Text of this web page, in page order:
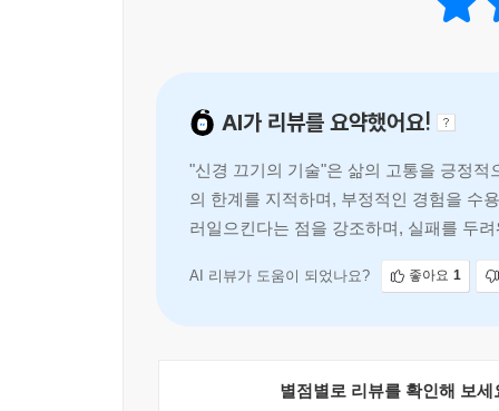
노력과 긍정만 강요하는 자기계발서의 패러다임을
반대로 이 책은 포기하고, 내려놓고, 덜 노력하
강력하다.
수많은 선택지와 기회비용 앞에서 가치관의 혼
53주 연속 베스트셀러 자리를 지키며 그 저력을
삶의 새로운 터닝 포인트를 원하는가? 망상적
AI가 리뷰를 요약했어요!
"신경 끄기의 기술"은 삶의 고통을 긍정
의 한계를 지적하며, 부정적인 경험을 수
러일으킨다는 점을 강조하며, 실패를 두
AI 리뷰가 도움이 되었나요? 좋아요 1
별점별로 리뷰를 확인해 보세